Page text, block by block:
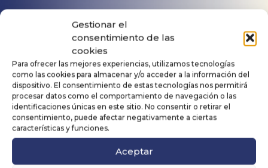
Gestionar el
consentimiento de las
cookies
Para ofrecer las mejores experiencias, utilizamos tecnologías
como las cookies para almacenar y/o acceder a la información del
dispositivo. El consentimiento de estas tecnologías nos permitirá
procesar datos como el comportamiento de navegación o las
identificaciones únicas en este sitio. No consentir o retirar el
consentimiento, puede afectar negativamente a ciertas
características y funciones.
Aceptar